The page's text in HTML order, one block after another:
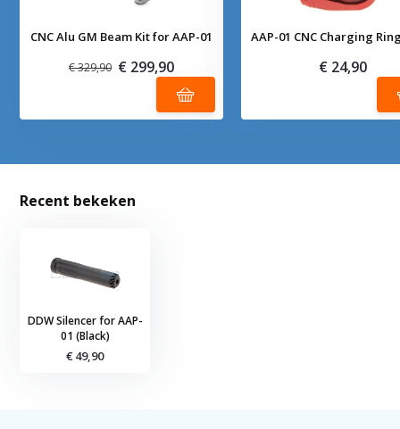
CNC Alu GM Beam Kit for AAP-01
€ 329,90 € 299,90
AAP-01 CNC Charging
€ 24,90
Recent bekeken
DDW Silencer for AAP-
01 (Black)
€ 49,90